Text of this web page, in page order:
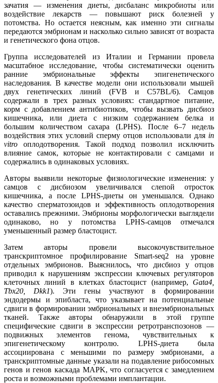
зачатия — изменения диеты, дисбаланс микробиоты или
воздействие лекарств — повышают риск болезней у
потомства. Но остается неясным, как именно эти сигналы
передаются эмбрионам и насколько сильно зависят от возраста
и генетического фона отцов.
Группа исследователей из Италии и Германии провела
масштабное исследование, чтобы систематически оценить
ранние эмбриональные эффекты эпигенетического
наследования. В качестве модели они использовали мышей
двух генетических линий (FVB и C57BL/6). Самцов
содержали в трех разных условиях: стандартное питание,
корм с добавлением антибиотиков, чтобы вызвать дисбиоз
кишечника, или диета с низким содержанием белка и
большим количеством сахара (LPHS). После 6–7 недель
воздействия этих условий сперму отцов использовали для in
vitro оплодотворения. Такой подход позволил исключить
влияние самок, которые не контактировали с самцами и
содержались в одинаковых условиях.
Авторы выявили некоторые физиологические изменения: у
самцов с дисбиозом увеличивался слепой отросток
кишечника, а после LPHS-диеты он уменьшался. Однако
качество сперматозоидов и эффективность оплодотворения
оставались прежними. Эмбрионы морфологически выглядели
одинаково, но у потомства LPHS-самцов отмечался
уменьшенный размер бластоцист.
Затем авторы провели высокочувствительное
транскриптомное профилирование Smart-seq2 на уровне
отдельных эмбрионов. Выяснилось, что дисбиоз у отцов
приводил к нарушениям экспрессии ключевых регуляторов
клеточных линий в клетках бластоцист (например, Gata4,
Tbx20, Dkk1). Эти гены участвуют в формировании
эндодермы и эпибласта, что указывает на потенциальные
сдвиги в формировании эмбриональных и внеэмбриональных
тканей. Также авторы обнаружили в этой группе
специфические сдвиги в экспрессии ретротранспозонов —
подвижных элементов генома, чувствительных к
эпигенетическому контролю. LPHS-диета была
ассоциирована с меньшими по размеру эмбрионами, а
транскриптомные данные указали на подавление рибосомных
генов и генов каскада MAPK, что согласуется с замедлением
роста и возможными проблемами имплантации.